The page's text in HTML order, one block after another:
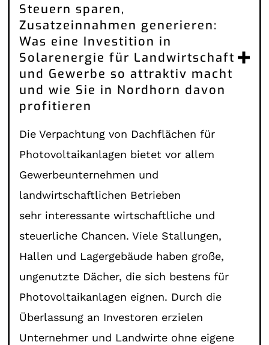
Steuern sparen,
Zusatzeinnahmen generieren:
Was eine Investition in
Solarenergie für Landwirtschaft
und Gewerbe so attraktiv macht
und wie Sie in Nordhorn davon
profitieren
Die Verpachtung von Dachflächen für
Photovoltaikanlagen bietet vor allem
Gewerbeunternehmen und
landwirtschaftlichen Betrieben
sehr interessante wirtschaftliche und
steuerliche Chancen. Viele Stallungen,
Hallen und Lagergebäude haben große,
ungenutzte Dächer, die sich bestens für
Photovoltaikanlagen eignen. Durch die
Überlassung an Investoren erzielen
Unternehmer und Landwirte ohne eigene